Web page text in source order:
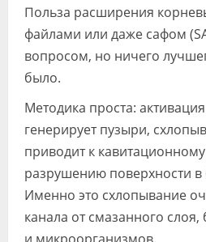
Польза расширения
файлами или даже сафом
вопросом, но ничего
было.
Методика проста:
генерирует пузыри,
приводит к кавитационному
разрушению поверхности
Именно это схлопывание
канала от смазанного